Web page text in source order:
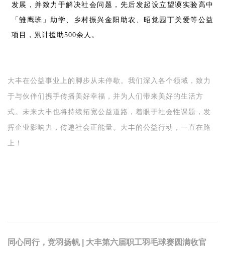
发展，并致力于解决社会问题 ，先后发起设立望谟实验高中
「雏鹰班 」 助学、乡村振兴金阳助农、昭觉园丁关爱等公益
项目，累计援助500余人。
大丰在公益事业上的脚步从未停歇。我们深入各个领域，致力
于与伙伴们携手传播美好幸福，并为人们带来美好的生活方
式。未来大丰也将持续拓宽公益道路，着眼于社会性课题，发
挥企业影响力，传递社会正能量。大丰的公益行动，一直在路
上！
同心同行，竞羽扬帆 | 大丰第六届职工羽毛球赛圆满收官